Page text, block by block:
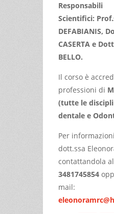
Responsabili
Scientifici:
DEFABIANIS,
CASERTA e
BELLO.
Il corso è
professioni di
(tutte le
dentale e
Per
dott.ssa
contattandola
3481745854
mail: